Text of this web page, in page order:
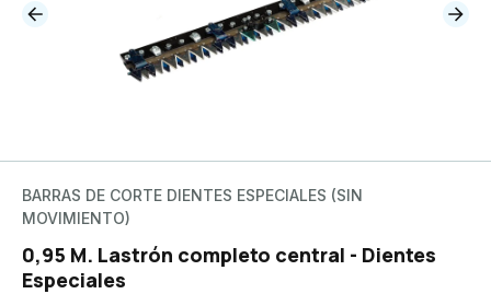
BARRAS DE CORTE DIENTES ESPECIALES (SIN
MOVIMIENTO)
0,95 M. Lastrón completo central - Dientes
Especiales